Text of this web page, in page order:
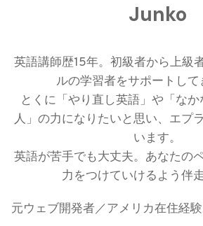
Junko
英語講師歴15年。初級者から上級
ルの学習者をサポートして
とくに「やり直し英語」や「な
人」の力になりたいと思い、エプ
います。
英語が苦手でも大丈夫。あなたの
力をつけていけるよう伴
元ウェブ開発者／アメリカ在住経験